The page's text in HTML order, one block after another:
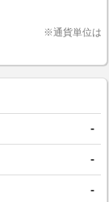
※通貨単位は
-
-
-